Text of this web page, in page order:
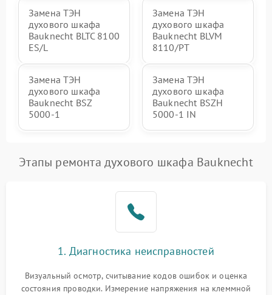
Замена ТЭН
духового шкафа
Bauknecht BLTC 8100
ES/L
Замена ТЭН
духового шкафа
Bauknecht BLVM
8110/PT
Замена ТЭН
духового шкафа
Bauknecht BSZ
5000-1
Замена ТЭН
духового шкафа
Bauknecht BSZH
5000-1 IN
Этапы ремонта духового шкафа Bauknecht
1. Диагностика неисправностей
Визуальный осмотр, считывание кодов ошибок и оценка
состояния проводки. Измерение напряжения на клеммной